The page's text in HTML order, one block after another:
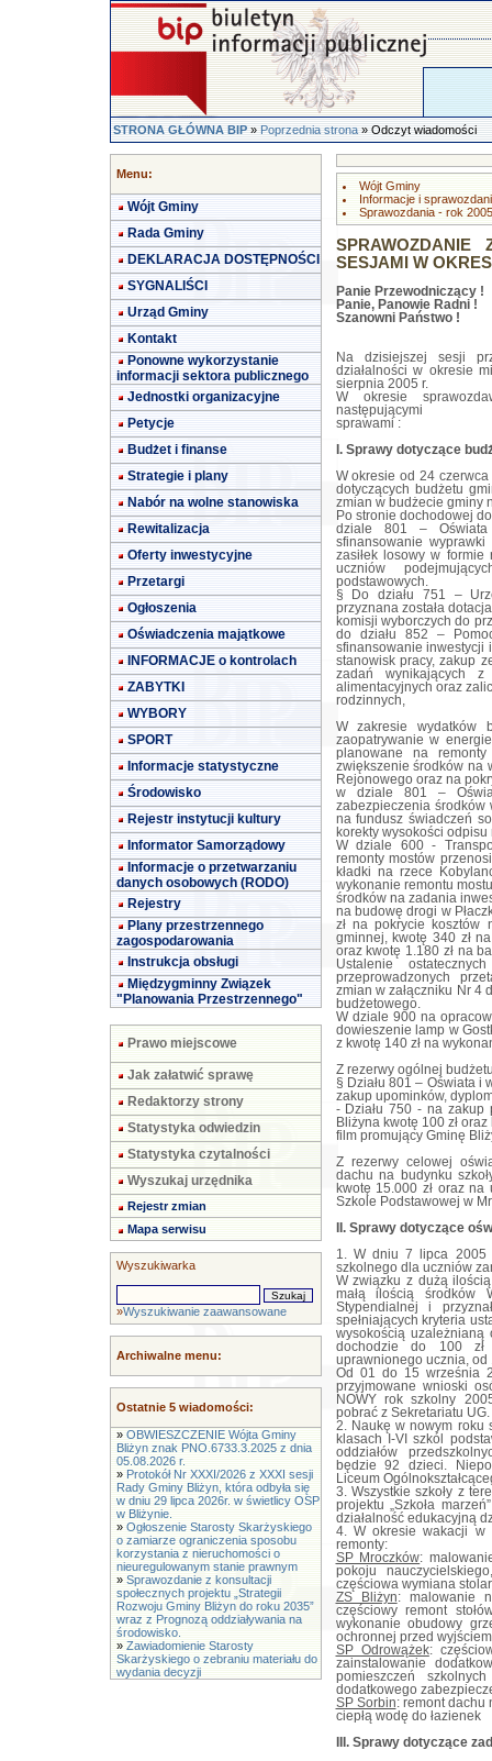
STRONA GŁÓWNA BIP»Poprzednia strona» Odczyt wiadomości
Menu:
Wójt Gminy
Rada Gminy
DEKLARACJA DOSTĘPNOŚCI
SYGNALIŚCI
Urząd Gminy
Kontakt
Ponowne wykorzystanie
informacji sektora publicznego
Jednostki organizacyjne
Petycje
Budżet i finanse
Strategie i plany
Nabór na wolne stanowiska
Rewitalizacja
Oferty inwestycyjne
Przetargi
Ogłoszenia
Oświadczenia majątkowe
INFORMACJE o kontrolach
ZABYTKI
WYBORY
SPORT
Informacje statystyczne
Środowisko
Rejestr instytucji kultury
Informator Samorządowy
Informacje o przetwarzaniu
danych osobowych (RODO)
Rejestry
Plany przestrzennego
zagospodarowania
Instrukcja obsługi
Międzygminny Związek
"Planowania Przestrzennego"
Prawo miejscowe
Jak załatwić sprawę
Redaktorzy strony
Statystyka odwiedzin
Statystyka czytalności
Wyszukaj urzędnika
Rejestr zmian
Mapa serwisu
Wyszukiwarka
»Wyszukiwanie zaawansowane
Archiwalne menu:
Ostatnie 5 wiadomości:
» OBWIESZCZENIE Wójta Gminy
Bliżyn znak PNO.6733.3.2025 z dnia
05.08.2026 r.
» Protokół Nr XXXI/2026 z XXXI sesji
Rady Gminy Bliżyn, która odbyła się
w dniu 29 lipca 2026r. w świetlicy OSP
w Bliżynie.
» Ogłoszenie Starosty Skarżyskiego
o zamiarze ograniczenia sposobu
korzystania z nieruchomości o
nieuregulowanym stanie prawnym
» Sprawozdanie z konsultacji
społecznych projektu „Strategii
Rozwoju Gminy Bliżyn do roku 2035”
wraz z Prognozą oddziaływania na
środowisko.
» Zawiadomienie Starosty
Skarżyskiego o zebraniu materiału do
wydania decyzji
Wójt Gminy
Informacje i
Sprawozdania - rok 2005
SPRAWOZDANIE
SESJAMI W
Panie Przewodniczący !
Panie, Panowie Radni !
Szanowni Państwo !
Na dzisiejszej sesji
działalności w okresie
sierpnia 2005 r.
W okresie
następującymi
sprawami :
I. Sprawy dotyczące
W okresie od 24
dotyczących budżetu
zmian w budżecie gminy
Po stronie dochodowej
dziale 801 –
sfinansowanie
zasiłek losowy w
uczniów
podstawowych.
§ Do działu 751 –
przyznana została
komisji wyborczych do
do działu 852 –
sfinansowanie inwestycji
stanowisk pracy, zakup
zadań wynikających
alimentacyjnych oraz
rodzinnych,
W zakresie wydatków
zaopatrywanie w
planowane na
zwiększenie środków na
Rejonowego oraz na
w dziale 801 –
zabezpieczenia środków
na fundusz świadczeń
korekty wysokości
W dziale 600 -
remonty mostów
kładki na rzece
wykonanie remontu
środków na zadania
na budowę drogi w
zł na pokrycie kosztów
gminnej, kwotę 340 zł
oraz kwotę 1.180 zł na
Ustalenie
przeprowadzonych
zmian w załączniku Nr 4
budżetowego.
W dziale 900 na
dowieszenie lamp w
z kwotę 140 zł na
Z rezerwy ogólnej
§ Działu 801 – Oświata i
zakup upominków,
- Działu 750 - na zakup
Bliżyna kwotę 100 zł
film promujący Gminę
Z rezerwy celowej
dachu na budynku
kwotę 15.000 zł oraz
Szkole Podstawowej w
II. Sprawy dotyczące
1. W dniu 7 lipca 2005
szkolnego dla uczniów
W związku z dużą
małą ilością środków
Stypendialnej i
spełniających kryteria
wysokością uzależnianą
dochodzie do 100 zł
uprawnionego ucznia, od
Od 01 do 15 września
przyjmowane wnioski
NOWY rok szkolny
pobrać z Sekretariatu UG.
2. Naukę w nowym roku
klasach I-VI szkól
oddziałów
będzie 92 dzieci.
Liceum
3. Wszystkie szkoły z
projektu „Szkoła
działalność edukacyjną
4. W okresie wakacji w
remonty:
SP Mroczków:
pokoju
częściowa wymiana
ZS Bliżyn: malowanie
częściowy remont
wykonanie obudowy
ochronnej przed wyjściem
SP Odrowążek:
zainstalowanie
pomieszczeń
dodatkowego
SP Sorbin: remont dachu
ciepłą wodę do łazienek
III. Sprawy dotyczące